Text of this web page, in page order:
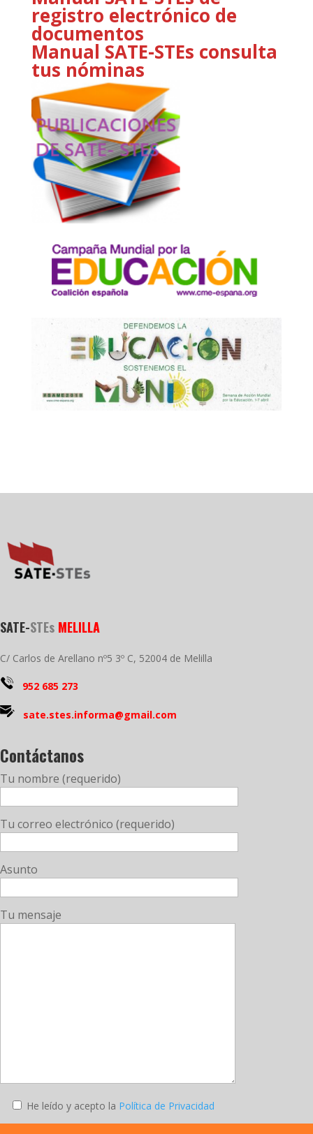
registro electrónico de
documentos
Manual SATE-STEs consulta
tus nóminas
SATE-STEs MELILLA
C/ Carlos de Arellano nº5 3º C, 52004 de Melilla
952 685 273
sate.stes.informa@gmail.com
Contáctanos
Tu nombre (requerido)
Tu correo electrónico (requerido)
Asunto
Tu mensaje
He leído y acepto la Política de Privacidad